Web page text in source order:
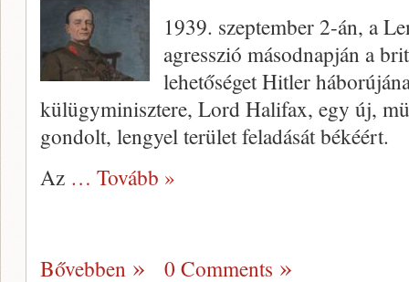
1939. szeptember 2-án, a
agresszió másodnapján a
lehetőséget Hitler
külügyminisztere, Lord Halifax, egy új,
gondolt, lengyel terület feladását békéért.
Az … Tovább »
Bővebben 0 Comments